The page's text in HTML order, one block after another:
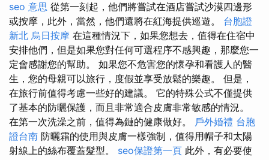
seo 意思 從第一刻起，他們將嘗試在酒店嘗試沙漠四邊形
或按摩，此外，當然，他們還將在紅海提供巡遊。 台胞證
新北 烏日按摩 在這種情況下，如果您想去，值得在住宿中
安排他們，但是如果您對任何可選程序不感興趣，那麼您一
定會感謝您的幫助。 如果您不危害您的懷孕和看護人的醫
生，您的母親可以旅行，度假並享受放鬆的樂趣。 但是，
在旅行前值得考慮一些好的建議。 它的特殊公式不僅提供
了基本的防曬保護，而且非常適合皮膚非常敏感的情況。
在第一次洗澡之前，值得為鏈的健康做好。 戶外婚禮 台胞
證台南 防曬霜的使用與皮膚一樣強制，值得用帽子和太陽
射線上的絲布覆蓋髮型。 seo保證第一頁 此外，有必要使